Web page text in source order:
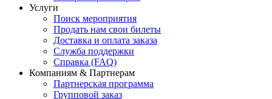
Услуги
Поиск мероприятия
Продать нам свои билеты
Доставка и оплата заказа
Служба поддержки
Справка (FAQ)
Компаниям & Партнерам
Партнерская программа
Групповой заказ